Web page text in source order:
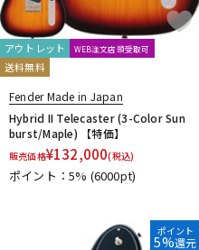
アウトレット WEB注文店頭受取可
送料無料
Fender Made in Japan
Hybrid II Telecaster (3-Color Sun
burst/Maple) 【特価】
販売価格¥132,000(税込)
ポイント：5% (6000pt)
ポイント
5%還元